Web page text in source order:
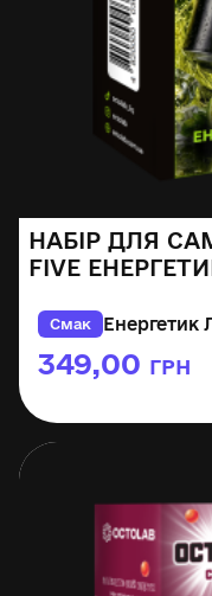
НАБІР ДЛЯ
FIVE
Смак Енергетик
349,00 ГРН